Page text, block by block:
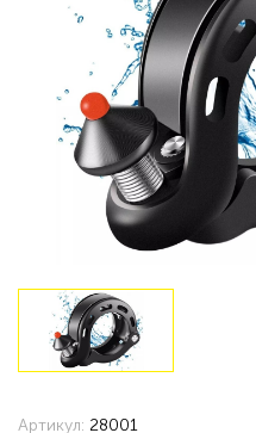
Артикул: 28001